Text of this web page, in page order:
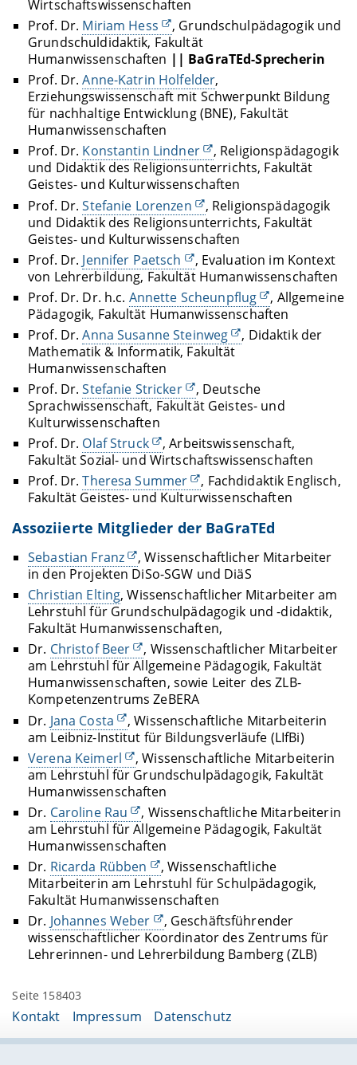
Wirtschaftswissenschaften
Prof. Dr. Miriam Hess
, Grundschulpädagogik und
Grundschuldidaktik, Fakultät
Humanwissenschaften || BaGraTEd-Sprecherin
Prof. Dr.Anne-Katrin Holfelder,
Erziehungswissenschaft mit Schwerpunkt Bildung
für nachhaltige Entwicklung (BNE), Fakultät
Humanwissenschaften
Prof. Dr. Konstantin Lindner
, Religionspädagogik
und Didaktik des Religionsunterrichts, Fakultät
Geistes- und Kulturwissenschaften
Prof. Dr.Stefanie Lorenzen
, Religionspädagogik
und Didaktik des Religionsunterrichts, Fakultät
Geistes- und Kulturwissenschaften
Prof. Dr. Jennifer Paetsch
, Evaluation im Kontext
von Lehrerbildung, Fakultät Humanwissenschaften
Prof. Dr. Dr. h.c. Annette Scheunpflug
, Allgemeine
Pädagogik, Fakultät Humanwissenschaften
Prof. Dr.Anna Susanne Steinweg
, Didaktik der
Mathematik & Informatik, Fakultät
Humanwissenschaften
Prof. Dr.Stefanie Stricker
, Deutsche
Sprachwissenschaft, Fakultät Geistes- und
Kulturwissenschaften
Prof. Dr. Olaf Struck
, Arbeitswissenschaft,
Fakultät Sozial- und Wirtschaftswissenschaften
Prof. Dr.Theresa Summer
, Fachdidaktik Englisch,
Fakultät Geistes- und Kulturwissenschaften
Assoziierte Mitglieder der BaGraTEd
Sebastian Franz
, Wissenschaftlicher Mitarbeiter
in den Projekten DiSo-SGW und DiäS
Christian Elting, Wissenschaftlicher Mitarbeiter am
Lehrstuhl für Grundschulpädagogik und -didaktik,
Fakultät Humanwissenschaften,
Dr. Christof Beer
, Wissenschaftlicher Mitarbeiter
am Lehrstuhl für Allgemeine Pädagogik, Fakultät
Humanwissenschaften, sowie Leiter des ZLB-
Kompetenzentrums ZeBERA
Dr. Jana Costa
, Wissenschaftliche Mitarbeiterin
am Leibniz-Institut für Bildungsverläufe (LIfBi)
Verena Keimerl
, Wissenschaftliche Mitarbeiterin
am Lehrstuhl für Grundschulpädagogik, Fakultät
Humanwissenschaften
Dr. Caroline Rau
, Wissenschaftliche Mitarbeiterin
am Lehrstuhl für Allgemeine Pädagogik, Fakultät
Humanwissenschaften
Dr. Ricarda Rübben
, Wissenschaftliche
Mitarbeiterin am Lehrstuhl für Schulpädagogik,
Fakultät Humanwissenschaften
Dr. Johannes Weber
, Geschäftsführender
wissenschaftlicher Koordinator des Zentrums für
Lehrerinnen- und Lehrerbildung Bamberg (ZLB)
Seite 158403
Kontakt Impressum Datenschutz